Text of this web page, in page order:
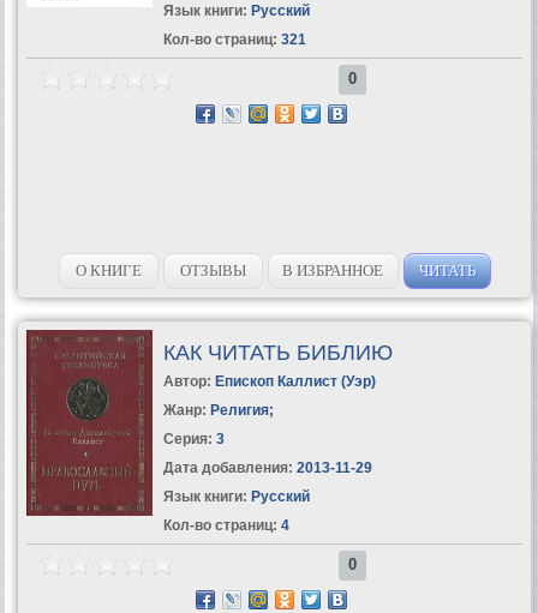
Язык книги: Русский
Кол-во страниц: 321
0
О КНИГЕ ОТЗЫВЫ В ИЗБРАННОЕ ЧИТАТЬ
КАК ЧИТАТЬ БИБЛИЮ
Автор: Епископ Каллист (Уэр)
Жанр: Религия;
Серия: 3
Дата добавления: 2013-11-29
Язык книги: Русский
Кол-во страниц: 4
0